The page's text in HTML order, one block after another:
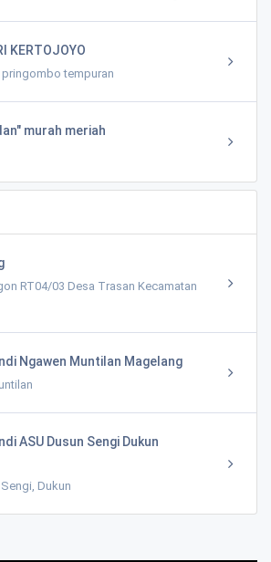
KERTOJOYO
tempuran
murah meriah
RT04/03 Desa Trasan Kecamatan
Ngawen Muntilan Magelang
ASU Dusun Sengi Dukun
Dukun